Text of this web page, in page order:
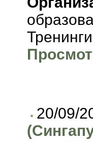
20/09/